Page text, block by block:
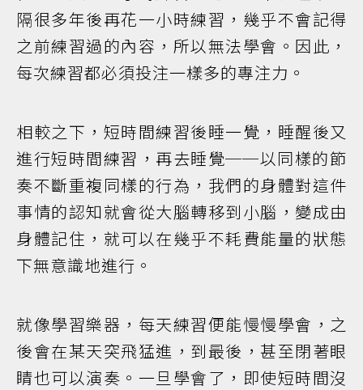
隔很多年後再花一小時練習，幾乎不會記得
之前練習過的內容，所以無法學會。因此，
每次練習都必須投注一樣多的專注力。
相較之下，短時間練習後睡一覺，睡醒後又
進行短時間練習，再去睡覺──以同樣的節
奏不斷重複同樣的行為，我們的身體對這件
事情的認知就會從大腦轉移到小腦，變成由
身體記住，就可以在幾乎不耗費能量的狀態
下無意識地進行。
就像學習樂器，每天練習便能慢慢學會，之
後會在某天突飛猛進，到最後，甚至閉著眼
睛也可以演奏。一旦學會了，即使短時間沒